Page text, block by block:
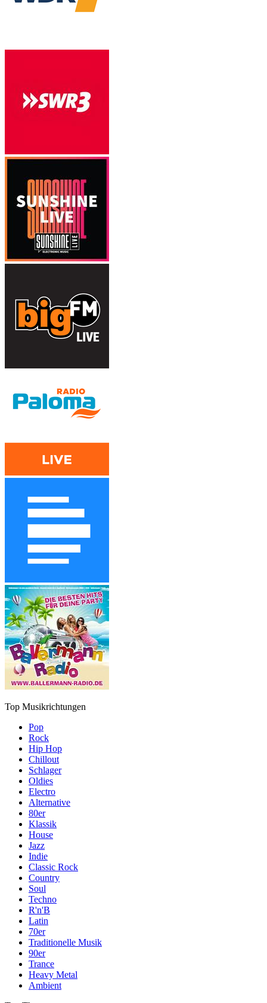
Top Musikrichtungen
Pop
Rock
Hip Hop
Chillout
Schlager
Oldies
Electro
Alternative
80er
Klassik
House
Jazz
Indie
Classic Rock
Country
Soul
Techno
R'n'B
Latin
70er
Traditionelle Musik
90er
Trance
Heavy Metal
Ambient